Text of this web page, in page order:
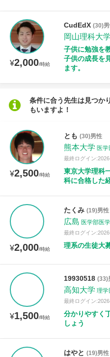
¥2,000/時給
CudEdX (30)
岡山理科大学
子供に勉強を
子供の成長を
ます。
条件に合う先生は見つか
もいますよ！
¥2,500/時給
とも (30)男性
熊本大学 医学
最終ログイン
東京大学理科
科に合格した
¥2,000/時給
たくみ (19)男性
広島 医学部医
最終ログイン
理系の生徒大
¥1,500/時給
19930518 (33)
高知大学 理学
最終ログイン
分かりやすく
しょう
はやと (19)男性